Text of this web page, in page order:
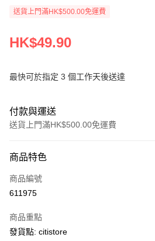
送貨上門滿HK$500.00免運費
HK$49.90
最快可於指定 3 個工作天後送達
付款與運送
送貨上門滿HK$500.00免運費
信用卡
AlipayHK
WeChat Pay
商品特色
商品編號
611975
商品重點
發貨點: citistore